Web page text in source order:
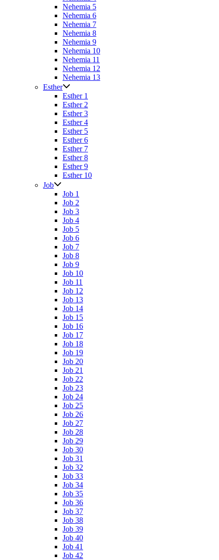
Nehemia 5
Nehemia 6
Nehemia 7
Nehemia 8
Nehemia 9
Nehemia 10
Nehemia 11
Nehemia 12
Nehemia 13
Esther
Esther 1
Esther 2
Esther 3
Esther 4
Esther 5
Esther 6
Esther 7
Esther 8
Esther 9
Esther 10
Job
Job 1
Job 2
Job 3
Job 4
Job 5
Job 6
Job 7
Job 8
Job 9
Job 10
Job 11
Job 12
Job 13
Job 14
Job 15
Job 16
Job 17
Job 18
Job 19
Job 20
Job 21
Job 22
Job 23
Job 24
Job 25
Job 26
Job 27
Job 28
Job 29
Job 30
Job 31
Job 32
Job 33
Job 34
Job 35
Job 36
Job 37
Job 38
Job 39
Job 40
Job 41
Job 42